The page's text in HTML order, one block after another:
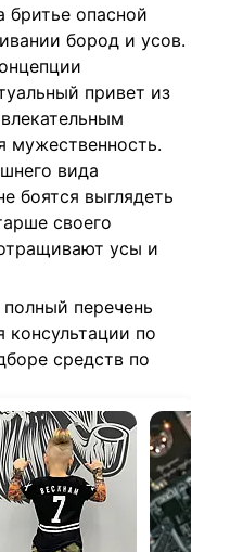
бритье опасной
бород и усов.
привет из
мужественность.
вида
боятся выглядеть
своего
усы и
полный перечень
консультации по
средств по